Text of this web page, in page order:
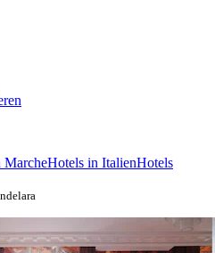
MarcheHotels in ItalienHotels